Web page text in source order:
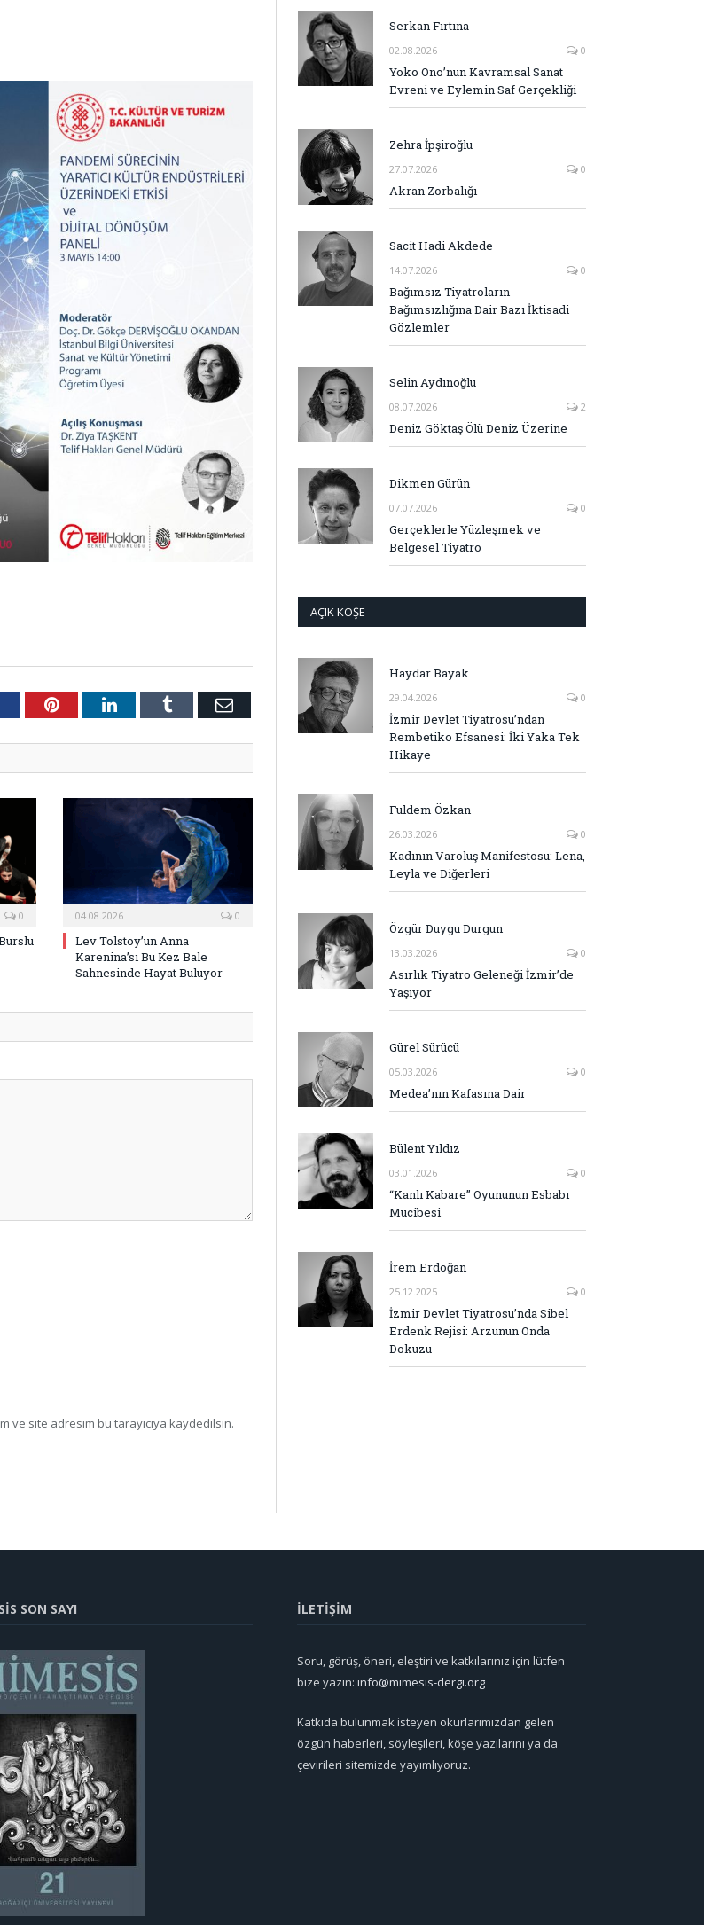
PinterestLinkedInTumblr E-
0 04.08.2026 0
Lev Tolstoy’un Anna
Karenina’sı Bu Kez Bale
Sahnesinde Hayat Buluyor
ve site adresim bu tarayıcıya kaydedilsin.
Serkan Fırtına
02.08.2026 0
Yoko Ono’nun Kavramsal Sanat
Evreni ve Eylemin Saf Gerçekliği
Zehra İpşiroğlu
27.07.2026 0
Akran Zorbalığı
Sacit Hadi Akdede
14.07.2026 0
Bağımsız Tiyatroların
Bağımsızlığına Dair Bazı İktisadi
Gözlemler
Selin Aydınoğlu
08.07.2026 2
Deniz Göktaş Ölü Deniz Üzerine
Dikmen Gürün
07.07.2026 0
Gerçeklerle Yüzleşmek ve
Belgesel Tiyatro
AÇIK KÖŞE
Haydar Bayak
29.04.2026 0
İzmir Devlet Tiyatrosu’ndan
Rembetiko Efsanesi: İki Yaka Tek
Hikaye
Fuldem Özkan
26.03.2026 0
Kadının Varoluş Manifestosu: Lena,
Leyla ve Diğerleri
Özgür Duygu Durgun
13.03.2026 0
Asırlık Tiyatro Geleneği İzmir’de
Yaşıyor
Gürel Sürücü
05.03.2026 0
Medea’nın Kafasına Dair
Bülent Yıldız
03.01.2026 0
“Kanlı Kabare” Oyununun Esbabı
Mucibesi
İrem Erdoğan
25.12.2025 0
İzmir Devlet Tiyatrosu’nda Sibel
Erdenk Rejisi: Arzunun Onda
Dokuzu
SON SAYI İLETİŞİM
Soru, görüş, öneri, eleştiri ve katkılarınız için lütfen
bize yazın: info@mimesis-dergi.org
Katkıda bulunmak isteyen okurlarımızdan gelen
özgün haberleri, söyleşileri, köşe yazılarını ya da
çevirileri sitemizde yayımlıyoruz.